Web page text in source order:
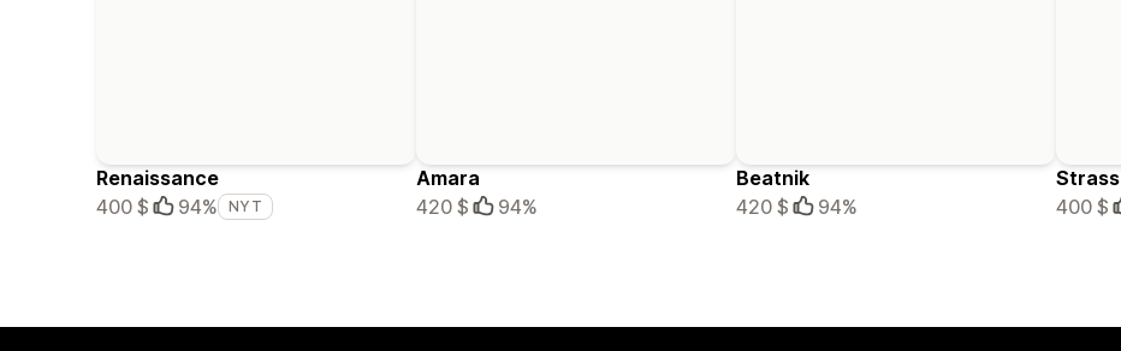
Renaissance
400 $
94% NYT
Amara
420 $
94%
Beatnik
420 $
94%
Strass
400 $